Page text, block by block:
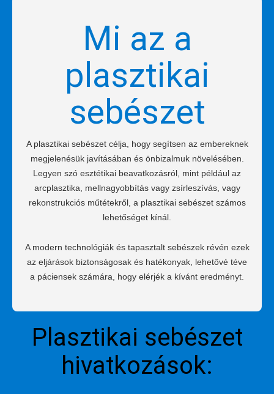
Mi az a
plasztikai
sebészet
A plasztikai sebészet célja, hogy segítsen az embereknek
megjelenésük javításában és önbizalmuk növelésében.
Legyen szó esztétikai beavatkozásról, mint például az
arcplasztika, mellnagyobbítás vagy zsírleszívás, vagy
rekonstrukciós műtétekről, a plasztikai sebészet számos
lehetőséget kínál.
A modern technológiák és tapasztalt sebészek révén ezek
az eljárások biztonságosak és hatékonyak, lehetővé téve
a páciensek számára, hogy elérjék a kívánt eredményt.
Plasztikai sebészet
hivatkozások: